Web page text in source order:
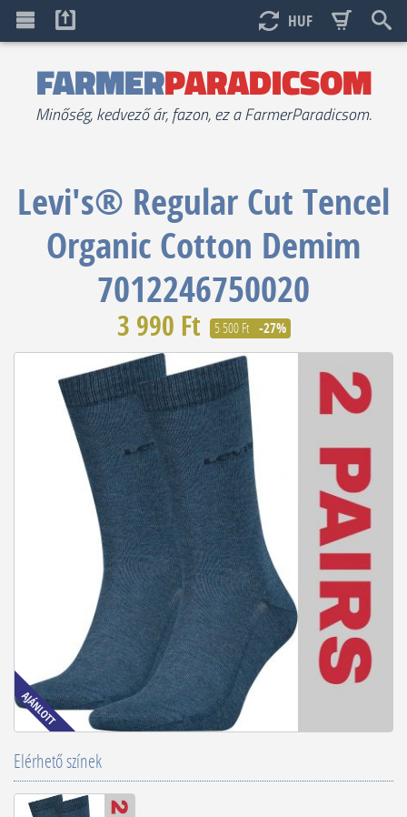
HUF
FARMERPARADICSOM
Minőség, kedvező ár, fazon, ez a FarmerParadicsom.
Levi's® Regular Cut Tencel
Organic Cotton Demim
7012246750020
3 990 Ft 5 500 Ft -27%
Elérhető színek